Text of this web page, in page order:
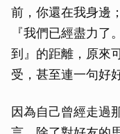
前，你還在我身邊
『我們已經盡力
到』的距離，原來
受，甚至連一句好
因為自己曾經走過